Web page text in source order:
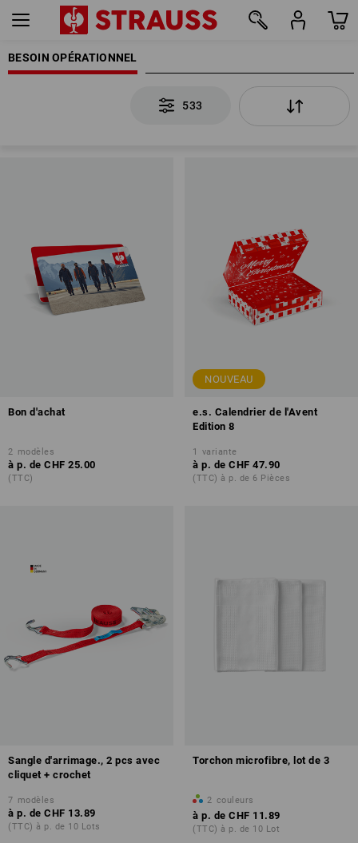
BESOIN OPÉRATIONNEL
533
Bon d'achat
2 modèles
à p. de CHF 25.00
(TTC)
NOUVEAU
e.s. Calendrier de l'Avent
Edition 8
1 variante
à p. de CHF 47.90
(TTC) à p. de 6 Pièces
Sangle d'arrimage., 2 pcs avec
cliquet + crochet
7 modèles
à p. de CHF 13.89
(TTC) à p. de 10 Lots
Torchon microfibre, lot de 3
2 couleurs
à p. de CHF 11.89
(TTC) à p. de 10 Lot